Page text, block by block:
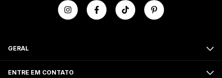
GERAL
ENTRE EM CONTATO